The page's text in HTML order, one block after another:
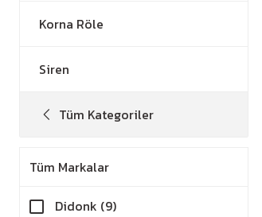
Korna Röle
Siren
Tüm Kategoriler
Tüm Markalar
Didonk (9)